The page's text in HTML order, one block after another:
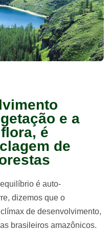
e a
é
de
é auto-
dizemos que o
de desenvolvimento,
brasileiros amazônicos.